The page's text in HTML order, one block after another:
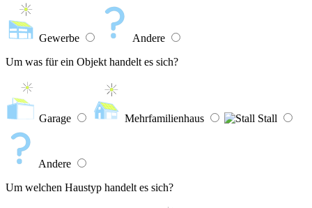
Gewerbe
Andere
Um was für ein Objekt handelt es sich?
Garage Mehrfamilienhaus Stall
Andere
Um welchen Haustyp handelt es sich?